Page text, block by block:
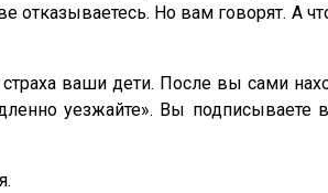
Но вам говорят. А
ваши дети. После вы сами
уезжайте». Вы подписываете